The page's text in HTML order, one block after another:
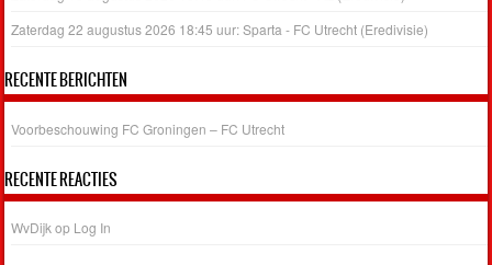
Zaterdag 22 augustus 2026 18:45 uur: Sparta - FC Utrecht (Eredivisie)
RECENTE BERICHTEN
Voorbeschouwing FC Groningen – FC Utrecht
RECENTE REACTIES
WvDijk op Log In